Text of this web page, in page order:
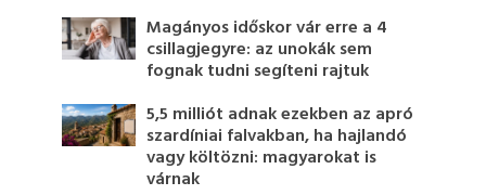
Magányos időskor vár erre a 4
csillagjegyre: az unokák sem
fognak tudni segíteni rajtuk
5,5 milliót adnak ezekben az apró
szardíniai falvakban, ha hajlandó
vagy költözni: magyarokat is
várnak